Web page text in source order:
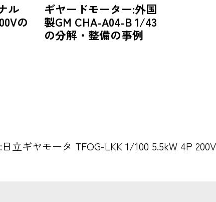
ル
の
ギヤードモーター:外国
製GM CHA-A04-B 1/43
の分解・整備の事例
立ギヤモータ TFOG-LKK 1/100 5.5kW 4P